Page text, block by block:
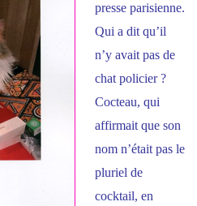
presse parisienne.
Qui a dit qu’il
n’y avait pas de
chat policier ?
Cocteau, qui
affirmait que son
nom n’était pas le
pluriel de
cocktail, en